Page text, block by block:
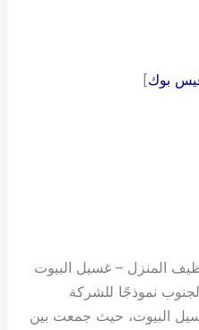
بوك]
المنزل – غسيل البيوت
نموذجًا للشركة
البيوت، حيث جمعت بين